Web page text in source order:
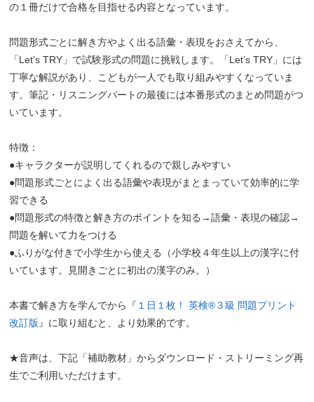
の１冊だけで合格を目指せる内容となっています。
問題形式ごとに解き方やよく出る語彙・表現をおさえてから、
「Let’s TRY」で試験形式の問題に挑戦します。「Let’s TRY」には
丁寧な解説があり、こどもが一人でも取り組みやすくなっていま
す。筆記・リスニングパートの最後には本番形式のまとめ問題がつ
いています。
特徴：
●キャラクターが説明してくれるので親しみやすい
●問題形式ごとによく出る語彙や表現がまとまっていて効率的に学
習できる
●問題形式の特徴と解き方のポイントを知る→語彙・表現の確認→
問題を解いて力をつける
●ふりがな付きで小学生から使える（小学校４年生以上の漢字に付
いています。見開きごとに初出の漢字のみ。）
本書で解き方を学んでから『 １日１枚！ 英検®３級 問題プリント
改訂版 』に取り組むと、より効果的です。
★音声は、下記「補助教材」からダウンロード・ストリーミング再
生でご利用いただけます。